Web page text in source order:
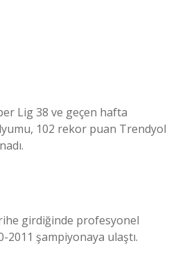
Lig 38 ve geçen hafta
102 rekor puan Trendyol
girdiğinde profesyonel
2011 şampiyonaya ulaştı.